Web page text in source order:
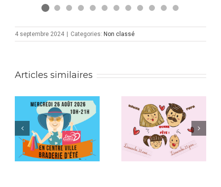
4 septembre 2024 Categories: Non classé
Articles similaires
Jeu Fête des
Mères-Pères
2026
Visages De
Nos Boutiques